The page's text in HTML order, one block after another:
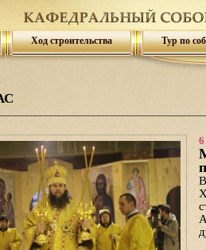
Ход строительства Тур по